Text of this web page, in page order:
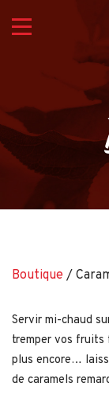
Boutique /
Servir mi-chaud
tremper vos fruits
plus encore…
de caramels